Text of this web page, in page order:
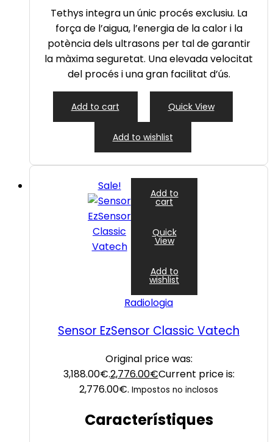
Tethys integra un únic procés exclusiu. La
força de l’aigua, l’energia de la calor i la
potència dels ultrasons per tal de garantir
la màxima seguretat. Una elevada velocitat
del procés i una gran facilitat d’ús.
Add to cart Quick View
Add to wishlist
Sale!
Add to
cart
Quick
View
Add to
wishlist
Radiologia
Sensor EzSensor Classic Vatech
Original price was:
3,188.00€.2,776.00€Current price is:
2,776.00€. Impostos no inclosos
Característiques